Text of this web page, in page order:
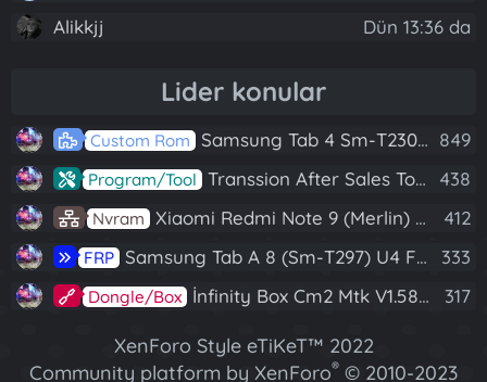
Alikkjj
Dün 13:36 da
Lider konular
Custom Rom Samsung Tab 4 Sm-T230 Android 7.1 Stabil Eba Destekli Yazılım 849
Program/Tool Transsion After Sales Tool V1.5.1 Full (Tüm Mtk Işlemcili Cihazları Meta Moda Alma) 438
Nvram Xiaomi Redmi Note 9 (Merlin) Nvram Yedeği Fix Nv By Dft Pro 412
FRP Samsung Tab A 8 (Sm-T297) U4 Frp Reset 333
Dongle/Box İnfinity Box Cm2 Mtk V1.58 Full Kurulum+Crack 317
XenForo Style eTiKeT™ 2022
Community platform by XenForo® © 2010-2023